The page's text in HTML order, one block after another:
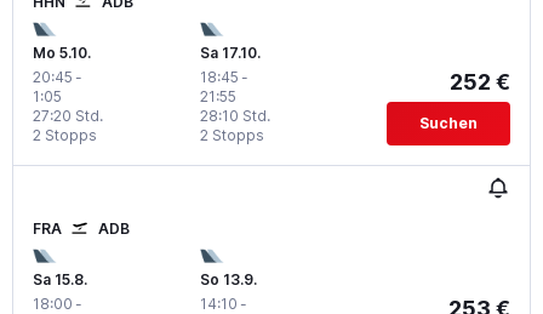
Mo 5.10.
20:45 -
1:05
2 Stopps
27:20 Std.
Sa 17.10.
18:45 -
21:55
2 Stopps
28:10 Std.
252 €
Suchen
FRA ADB
Sa 15.8.
18:00 -
So 13.9.
14:10 -
253 €